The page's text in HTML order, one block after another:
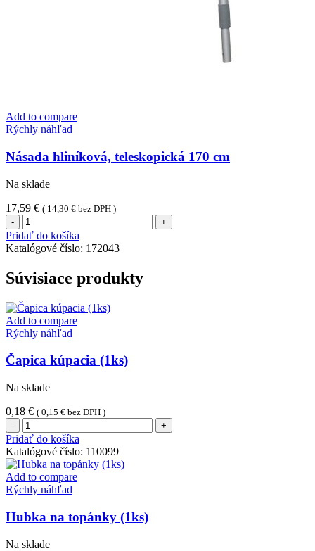
Add to compare
Rýchly náhľad
Násada hliníková, teleskopická 170 cm
Na sklade
17,59 € ( 14,30 € bez DPH )
množstvo
Násada
hliníková,
teleskopická
170
cm
Pridať do košíka
Katalógové číslo: 172043
Súvisiace produkty
Add to compare
Rýchly náhľad
Čapica kúpacia (1ks)
Na sklade
0,18 € ( 0,15 € bez DPH )
množstvo
Čapica
kúpacia
(1ks)
Pridať do košíka
Katalógové číslo: 110099
Add to compare
Rýchly náhľad
Hubka na topánky (1ks)
Na sklade